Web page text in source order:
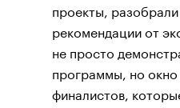
проекты,
рекомендации от
не просто
программы, но
финалистов,